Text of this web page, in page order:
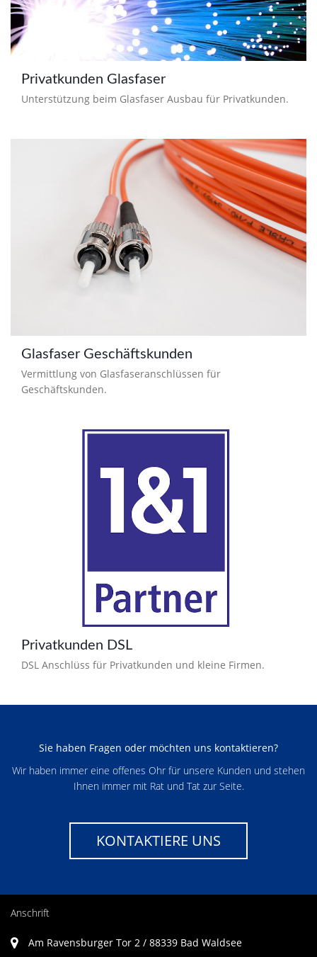
Privatkunden Glasfaser
Unterstützung beim Glasfaser Ausbau für Privatkunden.
Glasfaser Geschäftskunden
Vermittlung von Glasfaseranschlüssen für
Geschäftskunden.
Privatkunden DSL
DSL Anschlüss für Privatkunden und kleine Firmen.
Sie haben Fragen oder möchten uns kontaktieren?
Wir haben immer eine offenes Ohr für unsere Kunden und stehen
Ihnen immer mit Rat und Tat zur Seite.
KONTAKTIERE UNS
Anschrift
Am Ravensburger Tor 2 / 88339 Bad Waldsee